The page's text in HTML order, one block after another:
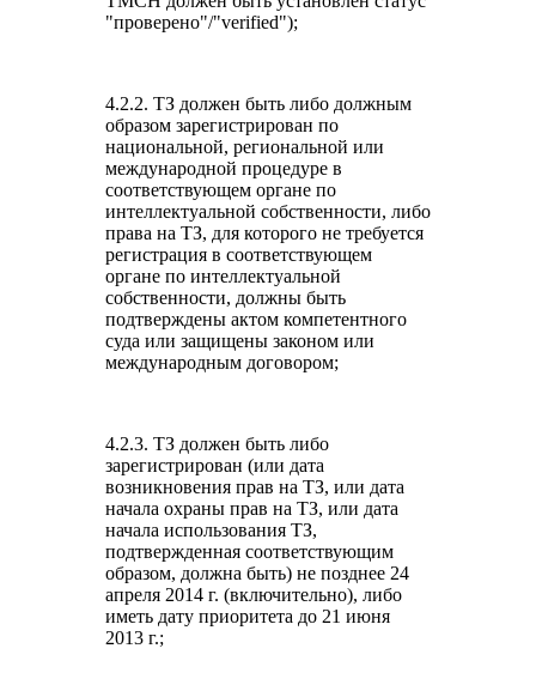
"проверено"/"verified");
4.2.2. ТЗ должен быть либо должным
образом зарегистрирован по
национальной, региональной или
международной процедуре в
соответствующем органе по
интеллектуальной собственности, либо
права на ТЗ, для которого не требуется
регистрация в соответствующем
органе по интеллектуальной
собственности, должны быть
подтверждены актом компетентного
суда или защищены законом или
международным договором;
4.2.3. ТЗ должен быть либо
зарегистрирован (или дата
возникновения прав на ТЗ, или дата
начала охраны прав на ТЗ, или дата
начала использования ТЗ,
подтвержденная соответствующим
образом, должна быть) не позднее 24
апреля 2014 г. (включительно), либо
иметь дату приоритета до 21 июня
2013 г.;